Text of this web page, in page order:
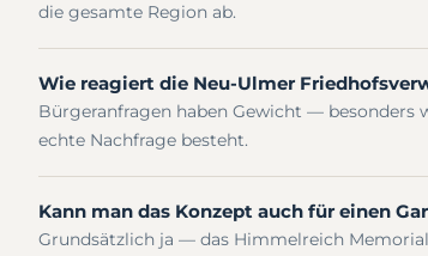
die gesamte Region ab.
Wie reagiert die Neu-Ulmer
Bürgeranfragen haben Gewicht — besonders
echte Nachfrage besteht.
Kann man das Konzept auch für einen
Grundsätzlich ja — das Himmelreich